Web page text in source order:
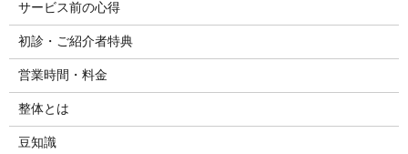
サービス前の心得
初診・ご紹介者特典
営業時間・料金
整体とは
豆知識